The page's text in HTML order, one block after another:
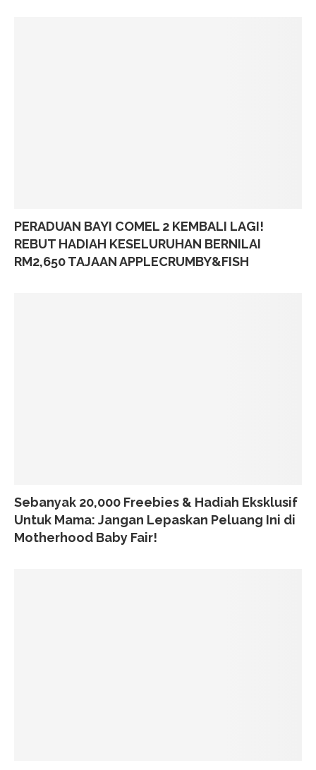
PERADUAN BAYI COMEL 2 KEMBALI LAGI!
REBUT HADIAH KESELURUHAN BERNILAI
RM2,650 TAJAAN APPLECRUMBY&FISH
Sebanyak 20,000 Freebies & Hadiah Eksklusif
Untuk Mama: Jangan Lepaskan Peluang Ini di
Motherhood Baby Fair!